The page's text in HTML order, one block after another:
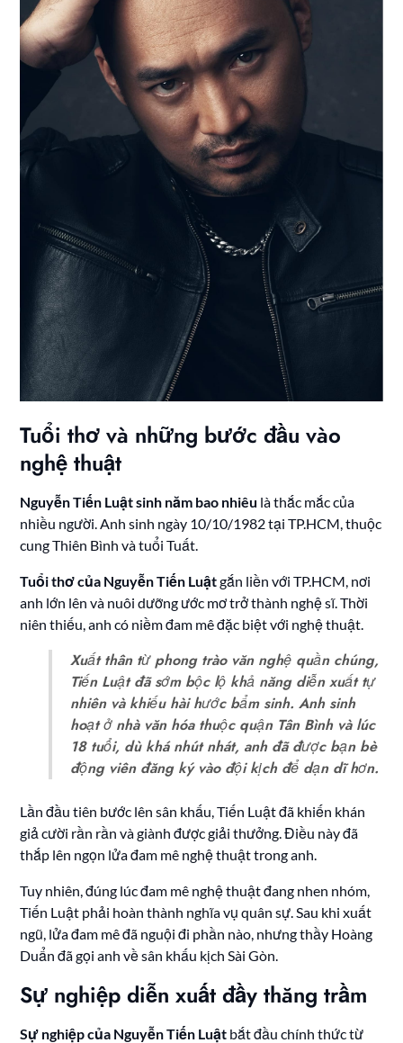
Tuổi thơ và những bước đầu vào
nghệ thuật
Nguyễn Tiến Luật sinh năm bao nhiêu là thắc mắc của
nhiều người. Anh sinh ngày 10/10/1982 tại TP.HCM, thuộc
cung Thiên Bình và tuổi Tuất.
Tuổi thơ của Nguyễn Tiến Luậtgắn liền với TP.HCM, nơi
anh lớn lên và nuôi dưỡng ước mơ trở thành nghệ sĩ. Thời
niên thiếu, anh có niềm đam mê đặc biệt với nghệ thuật.
Xuất thân từ phong trào văn nghệ quần chúng,
Tiến Luật đã sớm bộc lộ khả năng diễn xuất tự
nhiên và khiếu hài hước bẩm sinh. Anh sinh
hoạt ở nhà văn hóa thuộc quận Tân Bình và lúc
18 tuổi, dù khá nhút nhát, anh đã được bạn bè
động viên đăng ký vào đội kịch để dạn dĩ hơn.
Lần đầu tiên bước lên sân khấu, Tiến Luật đã khiến khán
giả cười rần rần và giành được giải thưởng. Điều này đã
thắp lên ngọn lửa đam mê nghệ thuật trong anh.
Tuy nhiên, đúng lúc đam mê nghệ thuật đang nhen nhóm,
Tiến Luật phải hoàn thành nghĩa vụ quân sự. Sau khi xuất
ngũ, lửa đam mê đã nguội đi phần nào, nhưng thầy Hoàng
Duẩn đã gọi anh về sân khấu kịch Sài Gòn.
Sự nghiệp diễn xuất đầy thăng trầm
Sự nghiệp của Nguyễn Tiến Luật bắt đầu chính thức từ